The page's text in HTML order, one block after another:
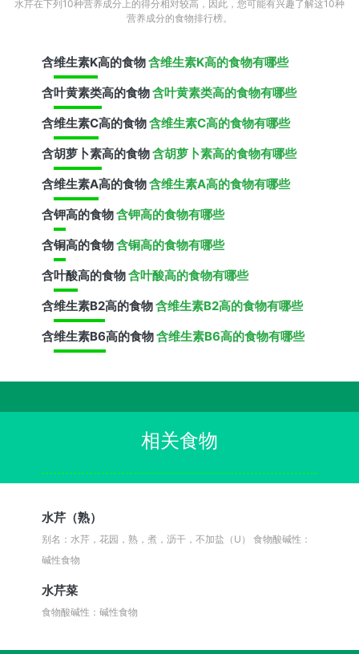
水芹在下列10种营养成分上的得分相对较高，因此，您可能有兴趣了解这10种
营养成分的食物排行榜。
含维生素K高的食物含维生素K高的食物有哪些
含叶黄素类高的食物含叶黄素类高的食物有哪些
含维生素C高的食物含维生素C高的食物有哪些
含胡萝卜素高的食物含胡萝卜素高的食物有哪些
含维生素A高的食物含维生素A高的食物有哪些
含钾高的食物含钾高的食物有哪些
含铜高的食物含铜高的食物有哪些
含叶酸高的食物含叶酸高的食物有哪些
含维生素B2高的食物含维生素B2高的食物有哪些
含维生素B6高的食物含维生素B6高的食物有哪些
相关食物
水芹（熟）
别名：水芹，花园，熟，煮，沥干，不加盐（U）食物酸碱性：
碱性食物
水芹菜
食物酸碱性：碱性食物